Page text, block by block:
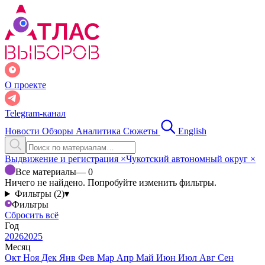
О проекте
Telegram-канал
Новости Обзоры Аналитика Сюжеты English
Выдвижение и регистрация ×Чукотский автономный округ ×
Все материалы— 0
Ничего не найдено. Попробуйте изменить фильтры.
Фильтры (2)▾
Фильтры
Сбросить всё
Год
20262025
Месяц
Окт Ноя Дек Янв Фев Мар Апр Май Июн Июл Авг Сен